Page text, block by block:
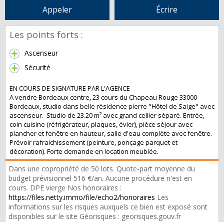
Appeler Écrire
Les points forts :
Ascenseur
Sécurité
EN COURS DE SIGNATURE PAR L'AGENCE
A vendre Bordeaux centre, 23 cours du Chapeau Rouge 33000
Bordeaux, studio dans belle résidence pierre "Hôtel de Saige" avec
ascenseur. Studio de 23.20 m² avec grand cellier séparé. Entrée,
coin cuisine (réfrigérateur, plaques, évier), pièce séjour avec
plancher et fenêtre en hauteur, salle d'eau complète avec fenêtre.
Prévoir rafraichissement (peinture, ponçage parquet et
décoration). Forte demande en location meublée.
Dans une copropriété de 50 lots. Quote-part moyenne du
budget prévisionnel 516 €/an. Aucune procédure n'est en
cours. DPE vierge Nos honoraires :
https://files.netty.immo/file/echo2/honoraires Les
informations sur les risques auxquels ce bien est exposé sont
disponibles sur le site Géorisques : georisques.gouv.fr